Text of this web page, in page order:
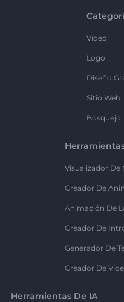
Vídeo
Logo
Diseño
Sitio Web
Bosquejo
Visualizador De
Creador De
Animación De
Creador De
Generador De
Creador De
Herramientas De IA